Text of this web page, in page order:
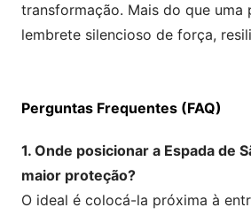
transformação. Mais do que uma
lembrete silencioso de força,
Perguntas Frequentes (FAQ)
1. Onde posicionar a Espada de
maior proteção?
O ideal é colocá-la próxima à